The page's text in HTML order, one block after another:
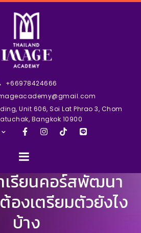
+66978424666
Unit 606, Soi Lat Phrao 3, Chom
Bangkok 10900
เรียนคอร์สพัฒนา
องเตรียมตัวยังไง
บ้าง